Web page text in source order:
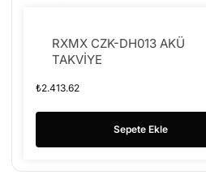
RXMX CZK-DH013 AKÜ
TAKVİYE
₺2.413.62
Sepete Ekle